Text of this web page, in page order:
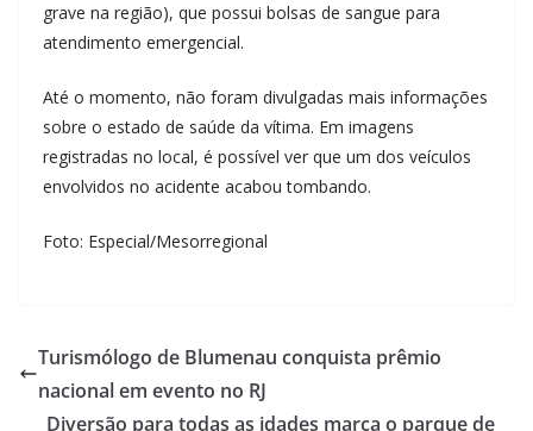
grave na região), que possui bolsas de sangue para
atendimento emergencial.
Até o momento, não foram divulgadas mais informações
sobre o estado de saúde da vítima. Em imagens
registradas no local, é possível ver que um dos veículos
envolvidos no acidente acabou tombando.
Foto: Especial/Mesorregional
Turismólogo de Blumenau conquista prêmio
nacional em evento no RJ
Diversão para todas as idades marca o parque de